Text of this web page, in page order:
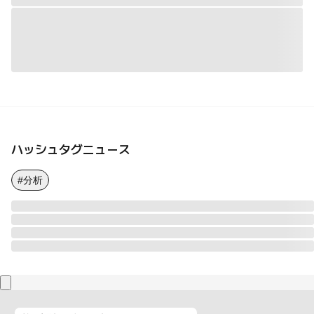
ハッシュタグニュース
#分析